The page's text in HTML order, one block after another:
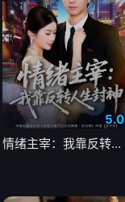
5.0
情绪主宰：我靠反转人生封神